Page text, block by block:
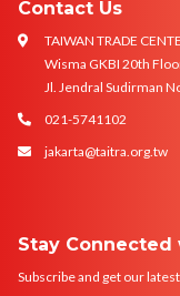
Contact Us
TAIWAN TRADE
Wisma GKBI 20th
Jl. Jendral Sudirman
021-5741102
jakarta@taitra.org.tw
Stay Connected
Subscribe and get our